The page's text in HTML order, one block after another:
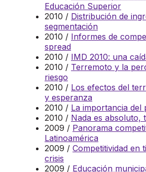
Educación Superior
2010 / Distribución de
segmentación
2010 / Informes de
spread
2010 / IMD 2010: una
2010 / Terremoto y la
riesgo
2010 / Los efectos del
y esperanza
2010 / La importancia del
2010 / Nada es absoluto,
2009 / Panorama
Latinoamérica
2009 / Competitividad en
crisis
2009 / Educación